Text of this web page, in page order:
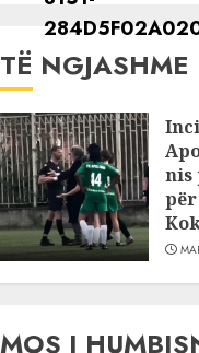
TË NGJASHME
nis
për
MOS I